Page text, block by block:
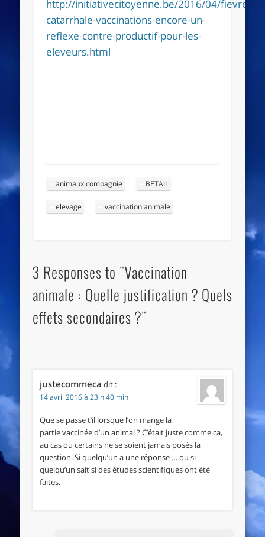
http://initiativecitoyenne.be/2016/04/fievre-
catarrhale-vaccinations-encore-un-
reflexe-contre-productif-pour-les-
eleveurs.html
animaux compagnie BETAIL
elevage vaccination animale
3 Responses to "Vaccination
animale : Quelle justification ? Quels
effets secondaires ?"
justecommeca dit :
14 avril 2016 à 23 h 40 min
Que se passe t’il lorsque l’on mange la
partie vaccinée d’un animal ? C’était juste comme ca,
au cas ou certains ne se soient jamais posés la
question. Si quelqu’un a une réponse … ou si
quelqu’un sait si des études scientifiques ont été
faites.